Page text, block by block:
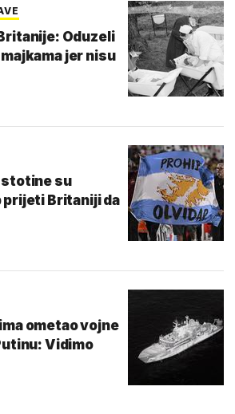
Oduzeli
jer nisu
stotine su
prijeti Britaniji da
ometao vojne